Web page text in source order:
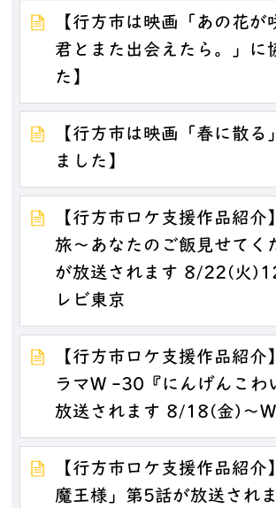
【行方市は映画「あの花が
君とまた出会えたら。」に
た】
【行方市は映画「春に散る
ました】
【行方市ロケ支援作品紹介
旅～あなたのご飯見せてく
が放送されます 8/22(火
レビ東京
【行方市ロケ支援作品紹介
ラマW -30『にんげんこわ
放送されます 8/18(金)～
【行方市ロケ支援作品紹介
魔王様」第5話が放送され